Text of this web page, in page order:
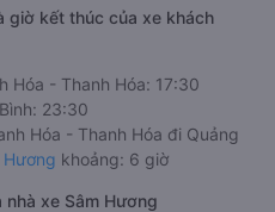
giờ kết thúc của xe khách
Hóa - Thanh Hóa: 17:30
23:30
Hóa - Thanh Hóa đi Quảng
Hương khoảng: 6 giờ
xe Sâm Hương